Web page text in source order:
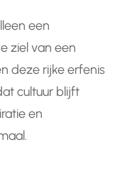
een
ziel van een
deze rijke erfenis
cultuur blijft
en